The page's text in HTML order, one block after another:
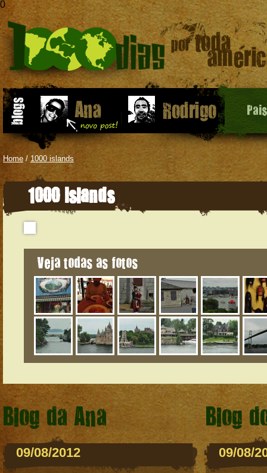
0
Home / 1000 islands
1000 Islands
Veja todas as fotos
Blog da Ana
09/08/2012
Blog
09/08/